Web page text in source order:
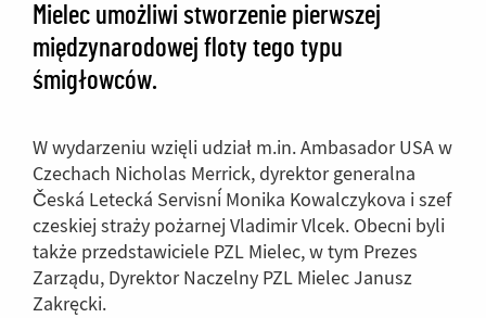
Mielec umożliwi stworzenie pierwszej
międzynarodowej floty tego typu
śmigłowców.
W wydarzeniu wzięli udział m.in. Ambasador USA w
Czechach Nicholas Merrick, dyrektor generalna
Česká Letecká Servisní Monika Kowalczykova i szef
czeskiej straży pożarnej Vladimir Vlcek. Obecni byli
także przedstawiciele PZL Mielec, w tym Prezes
Zarządu, Dyrektor Naczelny PZL Mielec Janusz
Zakręcki.